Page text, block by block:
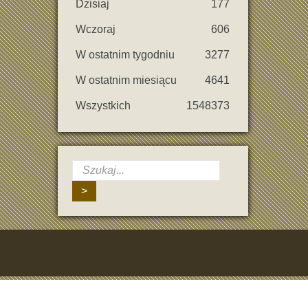
Dzisiaj 177
Wczoraj 606
W ostatnim tygodniu 3277
W ostatnim miesiącu 4641
Wszystkich 1548373
>